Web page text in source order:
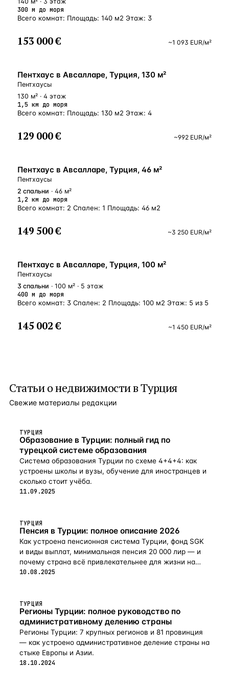
300 м до моря
Всего комнат: Площадь: 140 м2 Этаж: 3
153 000 € ~1 093 EUR/м²
БЛИЗКО К МОРЮ
Пентхаус в Авсалларе, Турция, 130 м²
Пентхаусы
130 м² · 4 этаж
1,5 км до моря
Всего комнат: Площадь: 130 м2 Этаж: 4
129 000 € ~992 EUR/м²
БЛИЗКО К МОРЮ
Пентхаус в Авсалларе, Турция, 46 м²
Пентхаусы
2 спальни · 46 м²
1,2 км до моря
Всего комнат: 2 Спален: 1 Площадь: 46 м2
149 500 € ~3 250 EUR/м²
У МОРЯ
Пентхаус в Авсалларе, Турция, 100 м²
Пентхаусы
3 спальни · 100 м² · 5 этаж
400 м до моря
Всего комнат: 3 Спален: 2 Площадь: 100 м2 Этаж: 5 из 5
145 002 € ~1 450 EUR/м²
Статьи онедвижимости в Турция
Свежие материалы редакции
ТУРЦИЯ
Образование в Турции: полный гид по
турецкой системе образования
Система образования Турции по схеме 4+4+4: как
устроены школы и вузы, обучение для иностранцев и
сколько стоит учёба.
11.09.2025
ТУРЦИЯ
Пенсия в Турции: полное описание 2026
Как устроена пенсионная система Турции, фонд SGK
и виды выплат, минимальная пенсия 20 000 лир — и
почему страна всё привлекательнее для жизни на
пенсии в 2026-м.
10.08.2025
ТУРЦИЯ
Регионы Турции: полное руководство по
административному делению страны
Регионы Турции: 7 крупных регионов и 81 провинция
— как устроено административное деление страны на
стыке Европы и Азии.
18.10.2024